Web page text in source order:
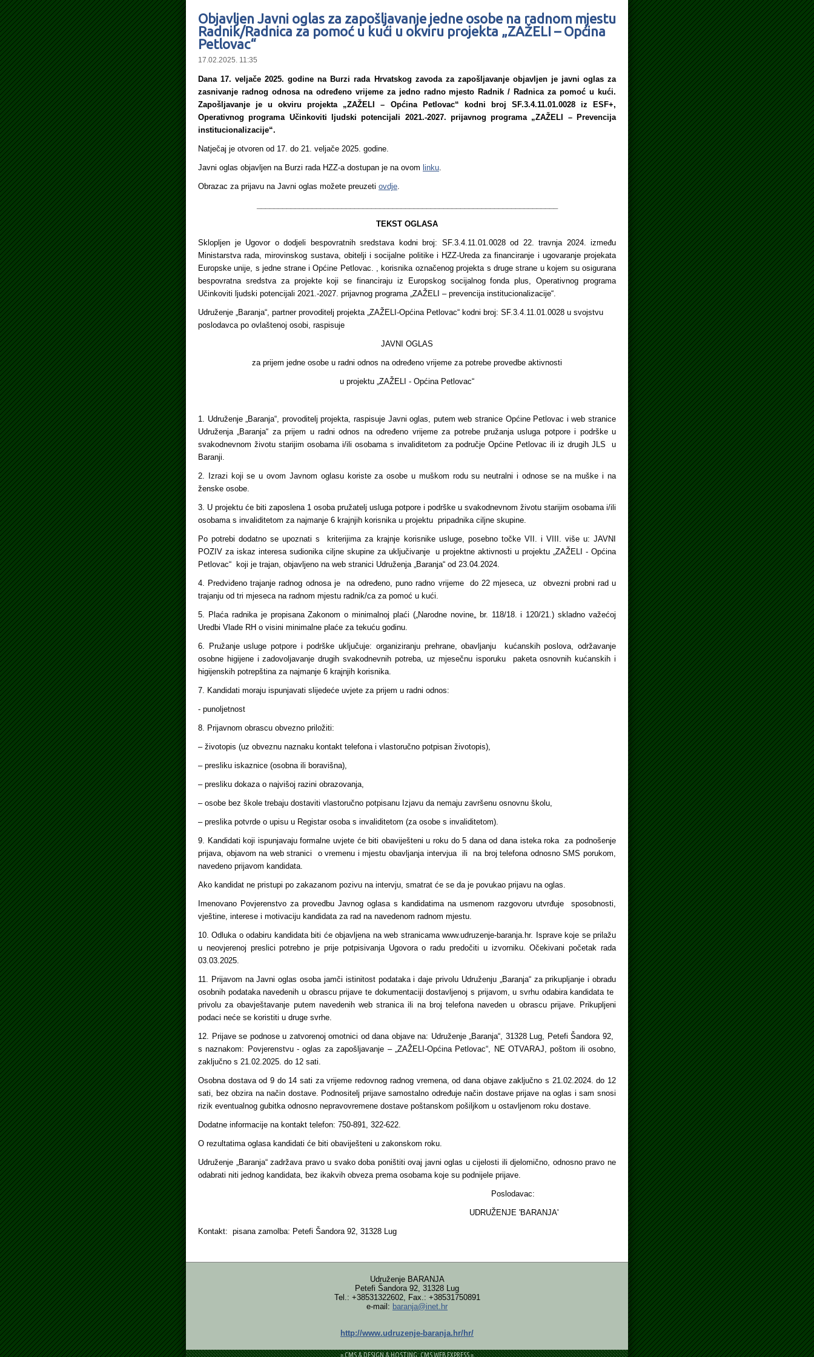
Objavljen Javni oglas za zapošljavanje jedne osobe na radnom mjestu
Radnik/Radnica za pomoć u kući u okviru projekta „ZAŽELI – Općina
Petlovac“
17.02.2025. 11:35
Dana 17. veljače 2025. godine na Burzi rada Hrvatskog zavoda za zapošljavanje objavljen je javni oglas za
zasnivanje radnog odnosa na određeno vrijeme za jedno radno mjesto Radnik / Radnica za pomoć u kući.
Zapošljavanje je u okviru projekta „ZAŽELI – Općina Petlovac“ kodni broj SF.3.4.11.01.0028 iz ESF+,
Operativnog programa Učinkoviti ljudski potencijali 2021.-2027. prijavnog programa „ZAŽELI – Prevencija
institucionalizacije“.
Natječaj je otvoren od 17. do 21. veljače 2025. godine.
Javni oglas objavljen na Burzi rada HZZ-a dostupan je na ovom linku.
Obrazac za prijavu na Javni oglas možete preuzeti ovdje.
TEKST OGLASA
Sklopljen je Ugovor o dodjeli bespovratnih sredstava kodni broj: SF.3.4.11.01.0028 od 22. travnja 2024. između
Ministarstva rada, mirovinskog sustava, obitelji i socijalne politike i HZZ-Ureda za financiranje i ugovaranje projekata
Europske unije, s jedne strane i Općine Petlovac. , korisnika označenog projekta s druge strane u kojem su osigurana
bespovratna sredstva za projekte koji se financiraju iz Europskog socijalnog fonda plus, Operativnog programa
Učinkoviti ljudski potencijali 2021.-2027. prijavnog programa „ZAŽELI – prevencija institucionalizacije“.
Udruženje „Baranja“, partner provoditelj projekta „ZAŽELI-Općina Petlovac“ kodni broj: SF.3.4.11.01.0028 u svojstvu
poslodavca po ovlaštenoj osobi, raspisuje
JAVNI OGLAS
za prijem jedne osobe u radni odnos na određeno vrijeme za potrebe provedbe aktivnosti
u projektu „ZAŽELI - Općina Petlovac“
1. Udruženje „Baranja“, provoditelj projekta, raspisuje Javni oglas, putem web stranice Općine Petlovac i web stranice
Udruženja „Baranja“ za prijem u radni odnos na određeno vrijeme za potrebe pružanja usluga potpore i podrške u
svakodnevnom životu starijim osobama i/ili osobama s invaliditetom za područje Općine Petlovac ili iz drugih JLS u
Baranji.
2. Izrazi koji se u ovom Javnom oglasu koriste za osobe u muškom rodu su neutralni i odnose se na muške i na
ženske osobe.
3. U projektu će biti zaposlena 1 osoba pružatelj usluga potpore i podrške u svakodnevnom životu starijim osobama i/ili
osobama s invaliditetom za najmanje 6 krajnjih korisnika u projektu pripadnika ciljne skupine.
Po potrebi dodatno se upoznati s kriterijima za krajnje korisnike usluge, posebno točke VII. i VIII. više u: JAVNI
POZIV za iskaz interesa sudionika ciljne skupine za uključivanje u projektne aktivnosti u projektu „ZAŽELI - Općina
Petlovac“ koji je trajan, objavljeno na web stranici Udruženja „Baranja“ od 23.04.2024.
4. Predviđeno trajanje radnog odnosa je na određeno, puno radno vrijeme do 22 mjeseca, uz obvezni probni rad u
trajanju od tri mjeseca na radnom mjestu radnik/ca za pomoć u kući.
5. Plaća radnika je propisana Zakonom o minimalnoj plaći („Narodne novine„ br. 118/18. i 120/21.) skladno važećoj
Uredbi Vlade RH o visini minimalne plaće za tekuću godinu.
6. Pružanje usluge potpore i podrške uključuje: organiziranju prehrane, obavljanju kućanskih poslova, održavanje
osobne higijene i zadovoljavanje drugih svakodnevnih potreba, uz mjesečnu isporuku paketa osnovnih kućanskih i
higijenskih potrepština za najmanje 6 krajnjih korisnika.
7. Kandidati moraju ispunjavati slijedeće uvjete za prijem u radni odnos:
- punoljetnost
8. Prijavnom obrascu obvezno priložiti:
– životopis (uz obveznu naznaku kontakt telefona i vlastoručno potpisan životopis),
– presliku iskaznice (osobna ili boravišna),
– presliku dokaza o najvišoj razini obrazovanja,
– osobe bez škole trebaju dostaviti vlastoručno potpisanu Izjavu da nemaju završenu osnovnu školu,
– preslika potvrde o upisu u Registar osoba s invaliditetom (za osobe s invaliditetom).
9. Kandidati koji ispunjavaju formalne uvjete će biti obaviješteni u roku do 5 dana od dana isteka roka za podnošenje
prijava, objavom na web stranici o vremenu i mjestu obavljanja intervjua ili na broj telefona odnosno SMS porukom,
navedeno prijavom kandidata.
Ako kandidat ne pristupi po zakazanom pozivu na intervju, smatrat će se da je povukao prijavu na oglas.
Imenovano Povjerenstvo za provedbu Javnog oglasa s kandidatima na usmenom razgovoru utvrđuje sposobnosti,
vještine, interese i motivaciju kandidata za rad na navedenom radnom mjestu.
10. Odluka o odabiru kandidata biti će objavljena na web stranicama www.udruzenje-baranja.hr. Isprave koje se prilažu
u neovjerenoj preslici potrebno je prije potpisivanja Ugovora o radu predočiti u izvorniku. Očekivani početak rada
03.03.2025.
11. Prijavom na Javni oglas osoba jamči istinitost podataka i daje privolu Udruženju „Baranja“ za prikupljanje i obradu
osobnih podataka navedenih u obrascu prijave te dokumentaciji dostavljenoj s prijavom, u svrhu odabira kandidata te
privolu za obavještavanje putem navedenih web stranica ili na broj telefona naveden u obrascu prijave. Prikupljeni
podaci neće se koristiti u druge svrhe.
12. Prijave se podnose u zatvorenoj omotnici od dana objave na: Udruženje „Baranja“, 31328 Lug, Petefi Šandora 92,
s naznakom: Povjerenstvu - oglas za zapošljavanje – „ZAŽELI-Općina Petlovac“, NE OTVARAJ, poštom ili osobno,
zaključno s 21.02.2025. do 12 sati.
Osobna dostava od 9 do 14 sati za vrijeme redovnog radnog vremena, od dana objave zaključno s 21.02.2024. do 12
sati, bez obzira na način dostave. Podnositelj prijave samostalno određuje način dostave prijave na oglas i sam snosi
rizik eventualnog gubitka odnosno nepravovremene dostave poštanskom pošiljkom u ostavljenom roku dostave.
Dodatne informacije na kontakt telefon: 750-891, 322-622.
O rezultatima oglasa kandidati će biti obaviješteni u zakonskom roku.
Udruženje „Baranja“ zadržava pravo u svako doba poništiti ovaj javni oglas u cijelosti ili djelomično, odnosno pravo ne
odabrati niti jednog kandidata, bez ikakvih obveza prema osobama koje su podnijele prijave.
Poslodavac:
UDRUŽENJE 'BARANJA'
Kontakt: pisana zamolba: Petefi Šandora 92, 31328 Lug
Udruženje BARANJA
Petefi Šandora 92, 31328 Lug
Tel.: +38531322602, Fax.: +38531750891
e-mail: baranja@inet.hr
http://www.udruzenje-baranja.hr/hr/
= CMS & DESIGN & HOSTING: CMS WEB EXPRESS =